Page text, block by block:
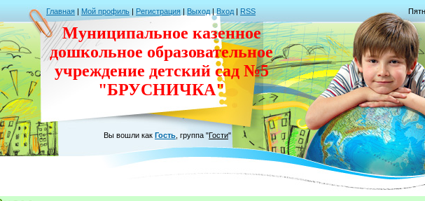
Главная | Мой профиль | Регистрация | Выход | Вход | RSS
Муниципальное казенное
дошкольное образовательное
учреждение детский сад №5
"БРУСНИЧКА"
Вы вошли как Гость группа "Гости"